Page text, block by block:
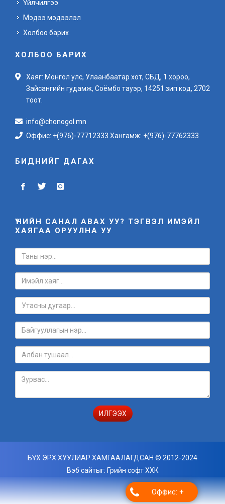
Үйлчилгээ
Мэдээ мэдээлэл
Холбоо барих
ХОЛБОО БАРИХ
Хаяг: Монгол улс, Улаанбаатар хот, СБД, 1 хороо,
Зайсангийн гудамж, Соёмбо тауэр, 14251 зип код, 2702
тоот.
info@chonogol.mn
Оффис: +(976)-77712333 Хангамж: +(976)-77762333
БИДНИЙГ ДАГАХ
ҮНИЙН САНАЛ АВАХ УУ? ТЭГВЭЛ ИМЭЙЛ
ХАЯГАА ОРУУЛНА УУ
ИЛГЭЭХ
БҮХ ЭРХ ХУУЛИАР ХАМГААЛАГДСАН © 2012-2024
Вэб сайтыг: Грийн софт ХХК
Дуудлагын төв Оффис: +